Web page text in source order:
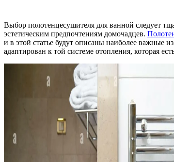
Выбор полотенцесушителя для ванной следует
эстетическим предпочтениям домочадцев.
и в этой статье будут описаны наиболее важные
адаптирован к той системе отопления, которая